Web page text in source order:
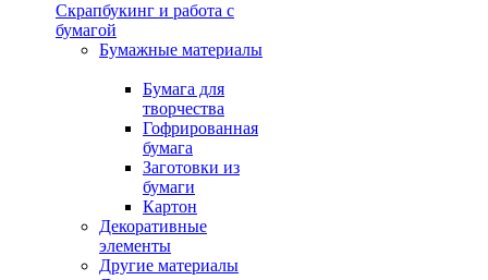
Скрапбукинг и работа с
бумагой
Бумажные материалы
Бумага для
творчества
Гофрированная
бумага
Заготовки из
бумаги
Картон
Декоративные
элементы
Другие материалы